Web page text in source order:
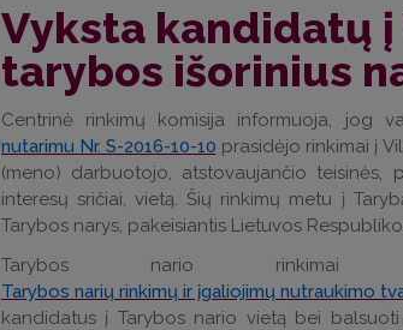
Vyksta kandidatų
tarybos išorinius
Centrinė rinkimų komisija informuoja, jog
nutarimu Nr. S-2016-10-10 prasidėjo rinkimai į
(meno) darbuotojo, atstovaujančio teisinės,
interesų sričiai, vietą. Šių rinkimų metu į
Tarybos narys, pakeisiantis Lietuvos
Tarybos nario rinkimai
Tarybos narių rinkimų ir įgaliojimų nutraukimo
kandidatus į Tarybos nario vietą bei